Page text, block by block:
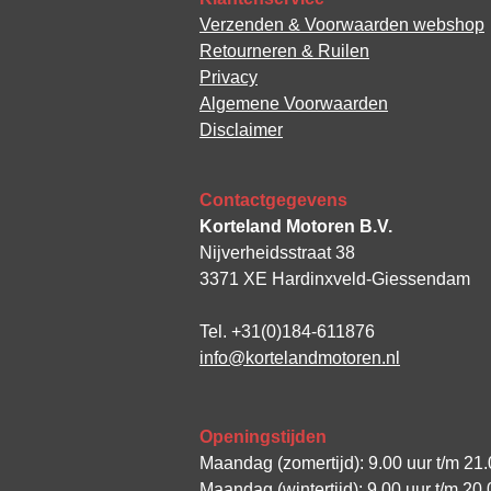
Verzenden & Voorwaarden webshop
Retourneren & Ruilen
Privacy
Algemene Voorwaarden
Disclaimer
Contactgegevens
Korteland Motoren B.V.
Nijverheidsstraat 38
3371 XE Hardinxveld-Giessendam
Tel. +31(0)184-611876
info@kortelandmotoren.nl
Openingstijden
Maandag (zomertijd): 9.00 uur t/m